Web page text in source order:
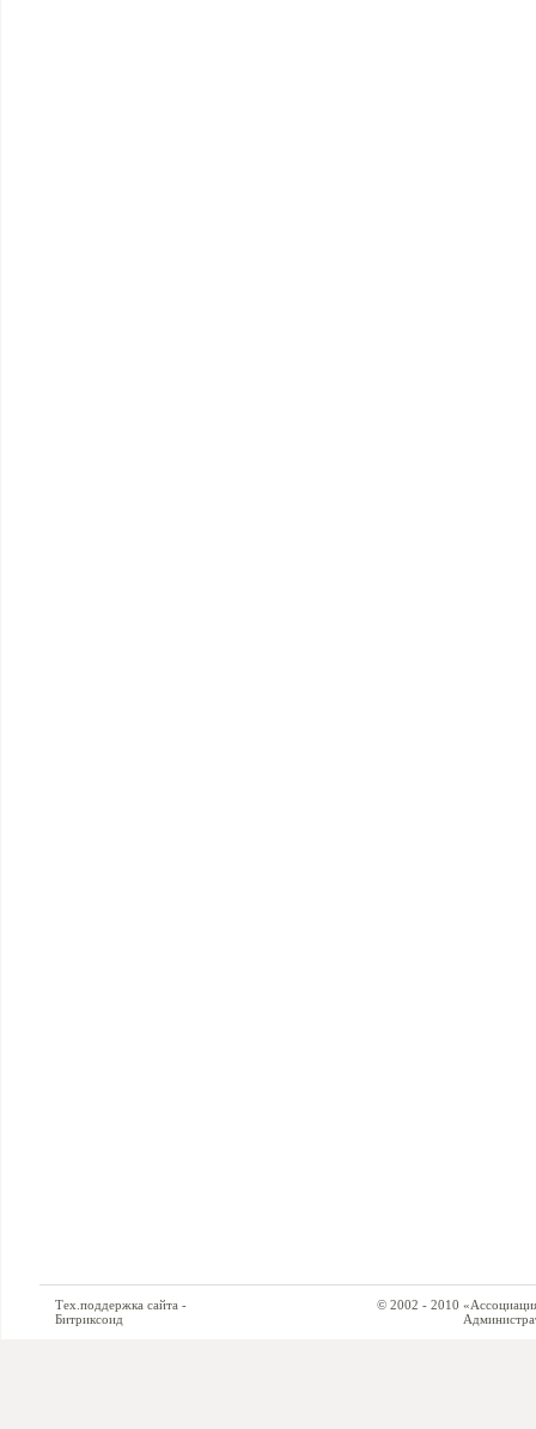
Тех.поддержка сайта -
Битриксоид
© 2002 - 2010 «Ассоциация